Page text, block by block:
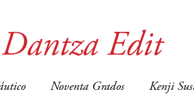
Dantza Edit
Noventa Grados Kenji